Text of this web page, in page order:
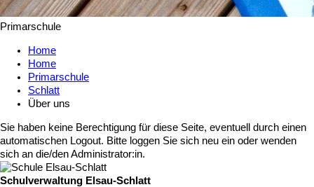
Primarschule
Home
Home
Primarschule
Schlatt
Über uns
Sie haben keine Berechtigung für diese Seite, eventuell durch einen
automatischen Logout. Bitte loggen Sie sich neu ein oder wenden
sich an die/den Administrator:in.
Schulverwaltung Elsau-Schlatt